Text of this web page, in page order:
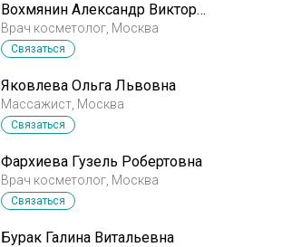
Вохмянин Александр Викторович
Врач косметолог, Москва
Связаться
Яковлева Ольга Львовна
Массажист, Москва
Связаться
Фархиева Гузель Робертовна
Врач косметолог, Москва
Связаться
Бурак Галина Витальевна